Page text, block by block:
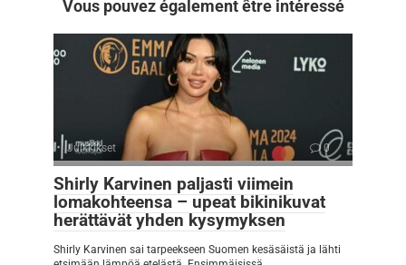
Vous pouvez également être intéressé
Julkkikset 0
Shirly Karvinen paljasti viimein
lomakohteensa – upeat bikinikuvat
herättävät yhden kysymyksen
Shirly Karvinen sai tarpeekseen Suomen kesäsäistä ja lähti